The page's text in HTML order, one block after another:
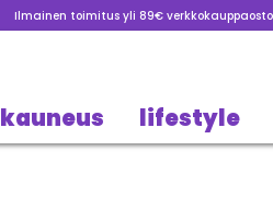
Ilmainen toimitus yli 89€
kauneus lifestyle